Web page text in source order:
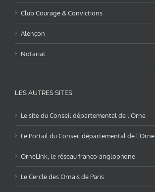
Club Courage & Convictions
Alençon
Notariat
LES AUTRES SITES
Le site du Conseil départemental de l’Orne
Le Portail du Conseil départemental de l’Orne
OrneLink, le réseau franco-anglophone
Le Cercle des Ornais de Paris